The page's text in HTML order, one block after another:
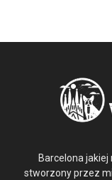
Barcelona
stworzony przez